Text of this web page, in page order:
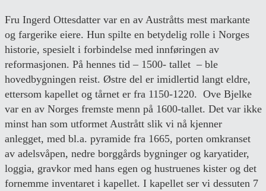
Fru Ingerd Ottesdatter var en av Austråtts mest markante
og fargerike eiere. Hun spilte en betydelig rolle i Norges
historie, spesielt i forbindelse med innføringen av
reformasjonen. På hennes tid – 1500- tallet – ble
hovedbygningen reist. Østre del er imidlertid langt eldre,
ettersom kapellet og tårnet er fra 1150-1220. Ove Bjelke
var en av Norges fremste menn på 1600-tallet. Det var ikke
minst han som utformet Austrått slik vi nå kjenner
anlegget, med bl.a. pyramide fra 1665, porten omkranset
av adelsvåpen, nedre borggårds bygninger og karyatider,
loggia, gravkor med hans egen og hustruenes kister og det
fornemme inventaret i kapellet. I kapellet ser vi dessuten 7